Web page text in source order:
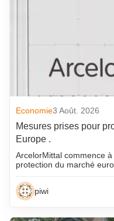
Economie3 Août. 2026
Mesures prises pour
Europe .
ArcelorMittal commence
protection du marché
piwi